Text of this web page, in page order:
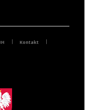
Kontakt